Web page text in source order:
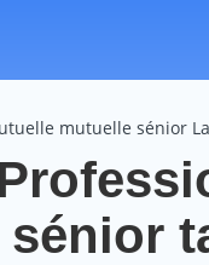
mutuelle sénior
sénior